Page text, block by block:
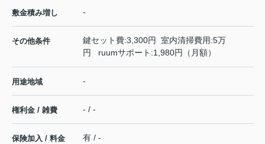
敷金積み増し -
その他条件
鍵セット費:3,300円 室内清掃費用:5万
円 ruumサポート:1,980円（月額）
用途地域 -
権利金 / 雑費 - / -
保険加入 / 料金 有 / -